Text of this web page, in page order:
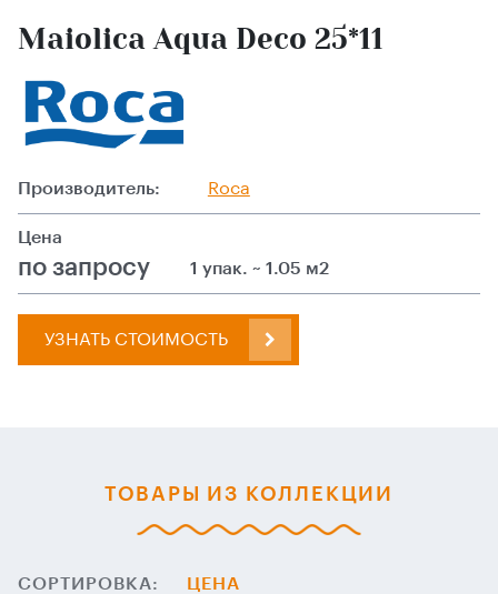
Maiolica Aqua Deco 25*11
Производитель: Roca
Цена
по запросу 1 упак. ~ 1.05 м2
УЗНАТЬ СТОИМОСТЬ
ТОВАРЫ ИЗ КОЛЛЕКЦИИ
СОРТИРОВКА: ЦЕНА